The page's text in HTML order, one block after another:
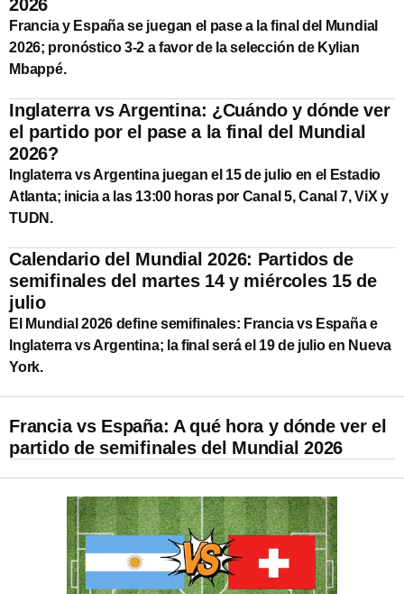
2026
Francia y España se juegan el pase a la final del Mundial
2026; pronóstico 3-2 a favor de la selección de Kylian
Mbappé.
Inglaterra vs Argentina: ¿Cuándo y dónde ver
el partido por el pase a la final del Mundial
2026?
Inglaterra vs Argentina juegan el 15 de julio en el Estadio
Atlanta; inicia a las 13:00 horas por Canal 5, Canal 7, ViX y
TUDN.
Calendario del Mundial 2026: Partidos de
semifinales del martes 14 y miércoles 15 de
julio
El Mundial 2026 define semifinales: Francia vs España e
Inglaterra vs Argentina; la final será el 19 de julio en Nueva
York.
Francia vs España: A qué hora y dónde ver el
partido de semifinales del Mundial 2026